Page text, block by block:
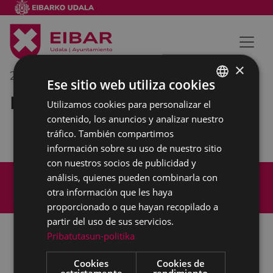
22/02/2021
Reunión externa
Aviso legal
Política de cookies
Accesibilidad
BASQUE
SPANISH
×
Ese sitio web utiliza cookies
Utilizamos cookies para personalizar el
contenido, los anuncios y analizar nuestro
tráfico. También compartimos
información sobre su uso de nuestro sitio
con nuestros socios de publicidad y
análisis, quienes pueden combinarla con
otra información que les haya
proporcionado o que hayan recopilado a
partir del uso de sus servicios.
Pribatutasun-politika
Cookies
Cookies de